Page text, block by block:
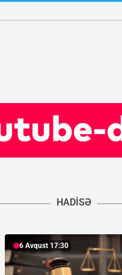
HADISƏ
6 Avqust 17:30